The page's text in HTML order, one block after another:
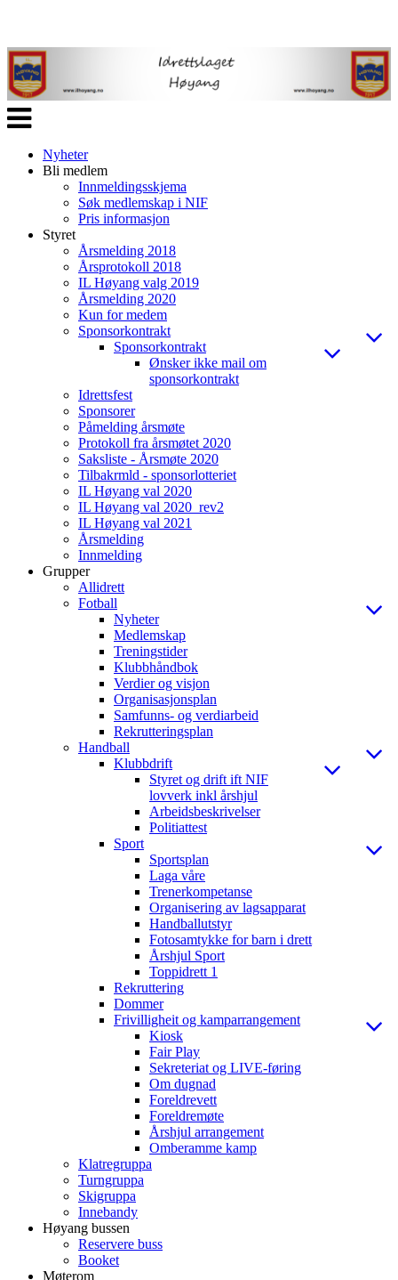
Veksle
navigasjon
Nyheter
Bli medlem
Innmeldingsskjema
Søk medlemskap i NIF
Pris informasjon
Styret
Årsmelding 2018
Årsprotokoll 2018
IL Høyang valg 2019
Årsmelding 2020
Kun for medem
Sponsorkontrakt
Sponsorkontrakt
Ønsker ikke mail om
sponsorkontrakt
Idrettsfest
Sponsorer
Påmelding årsmøte
Protokoll fra årsmøtet 2020
Saksliste - Årsmøte 2020
Tilbakrmld - sponsorlotteriet
IL Høyang val 2020
IL Høyang val 2020_rev2
IL Høyang val 2021
Årsmelding
Innmelding
Grupper
Allidrett
Fotball
Nyheter
Medlemskap
Treningstider
Klubbhåndbok
Verdier og visjon
Organisasjonsplan
Samfunns- og verdiarbeid
Rekrutteringsplan
Handball
Klubbdrift
Styret og drift ift NIF
lovverk inkl årshjul
Arbeidsbeskrivelser
Politiattest
Sport
Sportsplan
Laga våre
Trenerkompetanse
Organisering av lagsapparat
Handballutstyr
Fotosamtykke for barn i drett
Årshjul Sport
Toppidrett 1
Rekruttering
Dommer
Frivilligheit og kamparrangement
Kiosk
Fair Play
Sekreteriat og LIVE-føring
Om dugnad
Foreldrevett
Foreldremøte
Årshjul arrangement
Omberamme kamp
Klatregruppa
Turngruppa
Skigruppa
Innebandy
Høyang bussen
Reservere buss
Booket
Møterom